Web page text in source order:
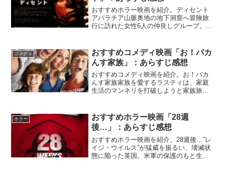
おすすめホラー映画を紹介。ディセント
アパラチア山脈奥地の地下洞窟へ冒険旅
行に訪れた女性6人の仲良しグループ。し
う。不安と疲労にさいなまれながら出口
を求めて暗闇の中をさまよ...
コメディ
おすすめコメディ映画「お！バカ
んす家族」：あらすじ感想
おすすめコメディ映画を紹介。お！バカ
んす家族家族を愛するラスティは、家庭
生活のマンネリを打破しようと家族旅行
戻せるのか⁉『お！バカんす家族』Netflix
公式下ネタあり...
ホラー
おすすめホラー映画「28週
後…」：あらすじ感想
おすすめホラー映画を紹介。28週後…”レ
イジ・ウイルス”が猛威を振るい、壊滅状
態に陥った英国。米軍の保護のもと生存